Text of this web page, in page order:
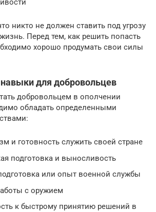
никто не должен ставить под угрозу
Перед тем, как решить попасть
хорошо продумать свои силы
для добровольцев
добровольцем в ополчении
обладать определенными
и готовность служить своей стране
подготовка и выносливость
или опыт военной службы
с оружием
к быстрому принятию решений в